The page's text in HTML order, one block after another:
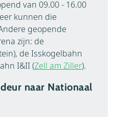
van 09.00 - 16.00
kunnen die
geopende
zijn: de
de Isskogelbahn
I&II (Zell am Ziller).
naar Nationaal